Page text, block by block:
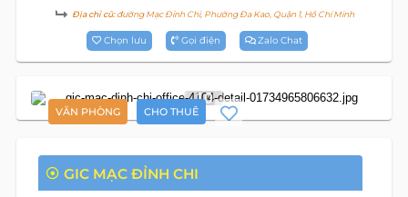
Địa chỉ cũ:đường Mạc Đỉnh Chi, Phường Đa Kao, Quận 1, Hồ Chí Minh
Chọn lưu Gọi điện Zalo Chat
VĂN PHÒNG CHO THUÊ
10
GIC MẠC ĐỈNH CHI